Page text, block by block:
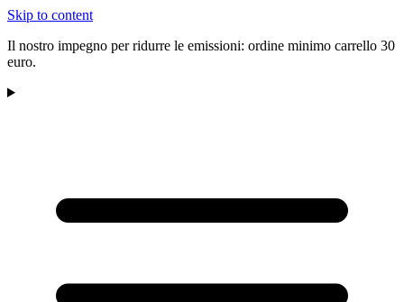
Skip to content
Il nostro impegno per ridurre le emissioni: ordine minimo carrello 30
euro.